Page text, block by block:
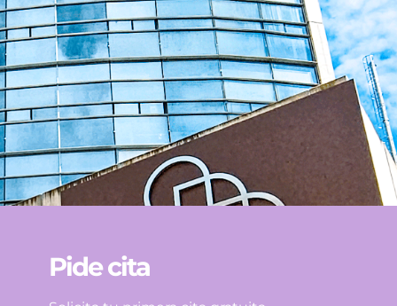
Pide cita